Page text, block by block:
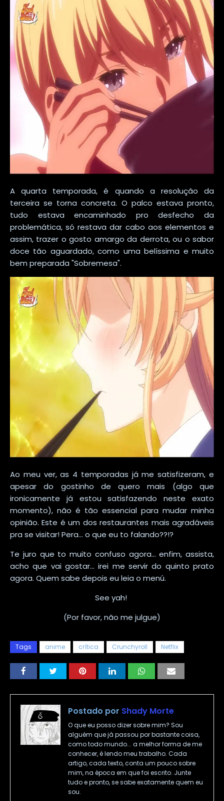
A quarta temporada, é quando a resolução da
terceira se torna concreta. O palco estava pronto,
tudo estava encaminhado pro desfecho da
problemática, só restava dar cabo aos elementos e
assim, trazer o gosto amargo da derrota, ou o sabor
doce tão aguardado, como uma belíssima e muito
bem preparada "Sobremesa".
Ao meu ver, as 4 temporadas já me satisfizeram, e
apesar do gostinho de quero mais (algo que
ironicamente já estou satisfazendo neste exato
momento), não é tão essencial para mudar minha
opinião. Este é um dos restaurantes mais agradáveis
pra se visitar! Pera... o que eu to falando??!?
Te juro que to muito confuso agora... enfim, assista,
acho que vai gostar... irei me servir do quinto prato
agora. Quem sabe depois eu leia o menú.
See yah!
(Por favor, não me julgue)
Tags anime crítica Crunchyroll Netflix
Postado por Shady Morte
O que eu posso dizer sobre mim? Sou
alguém que já passou por bastante coisa,
como todo mundo... a melhor forma de me
conhecer, é lendo meu trabalho. Cada
artigo, cada texto, conta um pouco sobre
mim, na época em que foi escrito. Junte
tudo e pronto, se sabe exatamente quem eu
sou.